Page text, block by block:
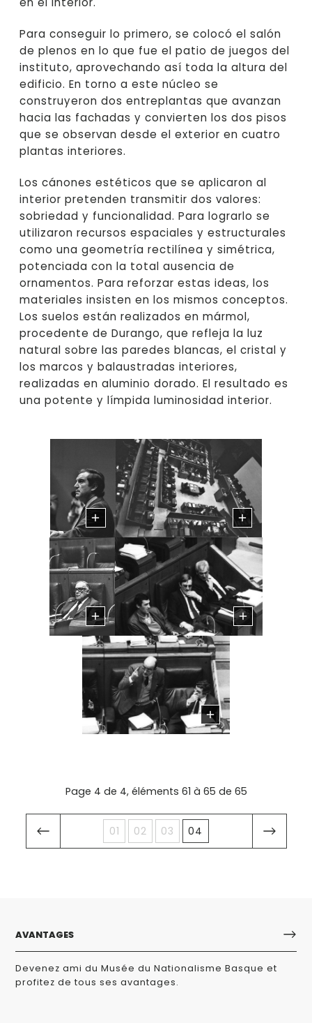
Para conseguir lo primero, se colocó el salón
de plenos en lo que fue el patio de juegos del
instituto, aprovechando así toda la altura del
edificio. En torno a este núcleo se
construyeron dos entreplantas que avanzan
hacia las fachadas y convierten los dos pisos
que se observan desde el exterior en cuatro
plantas interiores.
Los cánones estéticos que se aplicaron al
interior pretenden transmitir dos valores:
sobriedad y funcionalidad. Para lograrlo se
utilizaron recursos espaciales y estructurales
como una geometría rectilínea y simétrica,
potenciada con la total ausencia de
ornamentos. Para reforzar estas ideas, los
materiales insisten en los mismos conceptos.
Los suelos están realizados en mármol,
procedente de Durango, que refleja la luz
natural sobre las paredes blancas, el cristal y
los marcos y balaustradas interiores,
realizadas en aluminio dorado. El resultado es
una potente y límpida luminosidad interior.
Page 4 de 4, éléments 61 à 65 de 65
01 02 03 04
AVANTAGES
Devenez ami du Musée du Nationalisme Basque et
profitez de tous ses avantages.